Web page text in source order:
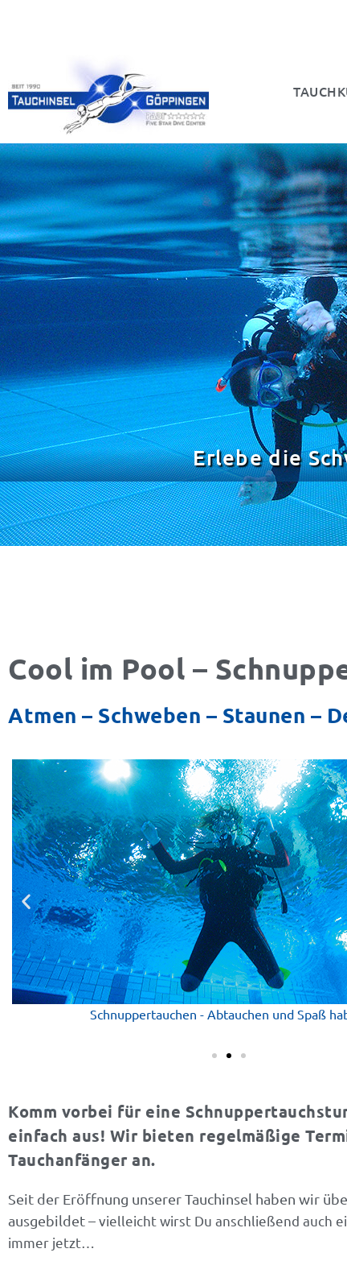
Erlebe die
Cool im Pool –
Atmen – Schweben – Staunen –
Schnuppertauchen im großen Schwimmbad... schon ein
Komm vorbei für eine
einfach aus! Wir bieten regelmäßige
Tauchanfänger an.
Seit der Eröffnung unserer Tauchinsel haben wir
ausgebildet –vielleicht wirst Du anschließend auch
immer jetzt…